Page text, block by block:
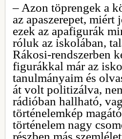
– Azon töprengek a
az apaszerepet,
ezek az apafigurák
róluk az iskolában,
Rákosi-rendszerben
figurákkal már az
tanulmányaim és
át volt politizálva,
rádióban hallható,
történelemkép
történelem nagy
részben más